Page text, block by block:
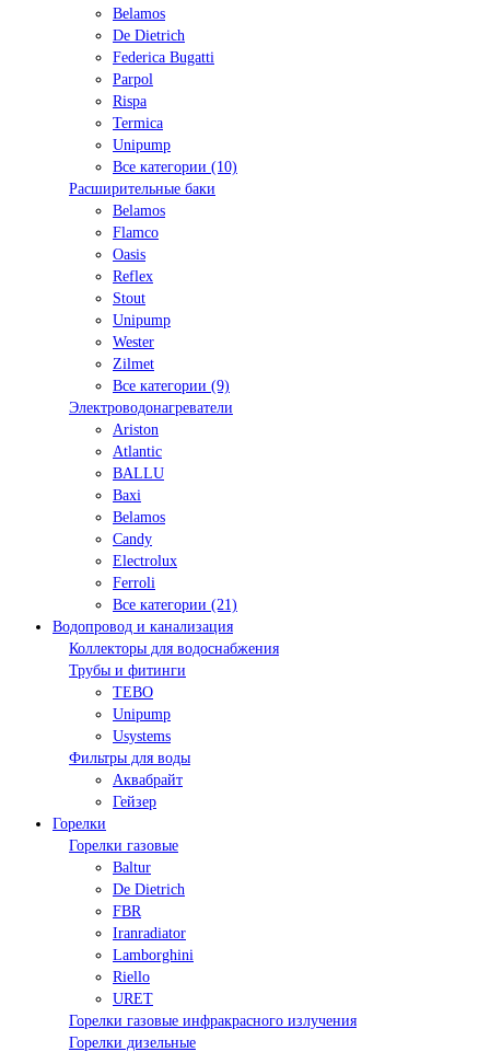
Belamos
De Dietrich
Federica Bugatti
Parpol
Rispa
Termica
Unipump
Все категории (10)
Расширительные баки
Belamos
Flamco
Oasis
Reflex
Stout
Unipump
Wester
Zilmet
Все категории (9)
Электроводонагреватели
Ariston
Atlantic
BALLU
Baxi
Belamos
Candy
Electrolux
Ferroli
Все категории (21)
Водопровод и канализация
Коллекторы для водоснабжения
Трубы и фитинги
TEBO
Unipump
Usystems
Фильтры для воды
Аквабрайт
Гейзер
Горелки
Горелки газовые
Baltur
De Dietrich
FBR
Iranradiator
Lamborghini
Riello
URET
Горелки газовые инфракрасного излучения
Горелки дизельные